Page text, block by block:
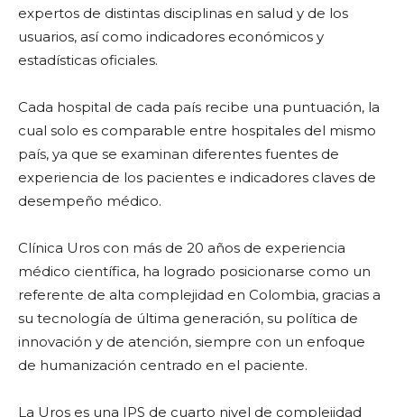
expertos de distintas disciplinas en salud y de los
usuarios, así como indicadores económicos y
estadísticas oficiales.
Cada hospital de cada país recibe una puntuación, la
cual solo es comparable entre hospitales del mismo
país, ya que se examinan diferentes fuentes de
experiencia de los pacientes e indicadores claves de
desempeño médico.
Clínica Uros con más de 20 años de experiencia
médico científica, ha logrado posicionarse como un
referente de alta complejidad en Colombia, gracias a
su tecnología de última generación, su política de
innovación y de atención, siempre con un enfoque
de humanización centrado en el paciente.
La Uros es una IPS de cuarto nivel de complejidad